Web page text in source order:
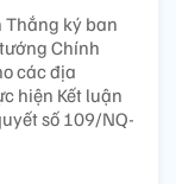
Thắng ký ban
Chính
các địa
hiện Kết luận
số 109/NQ-